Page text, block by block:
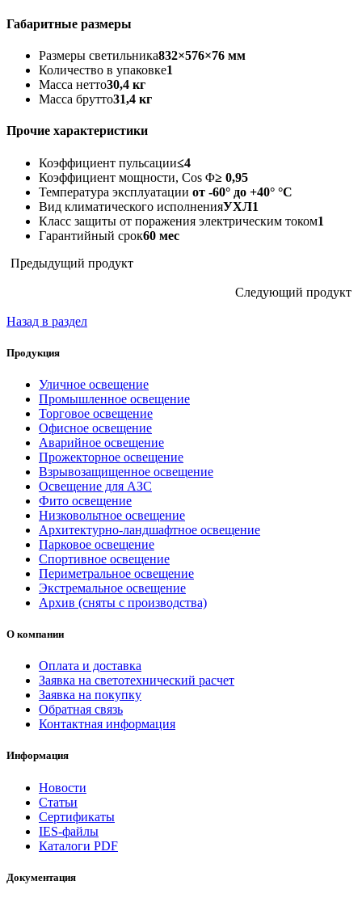
Габаритные размеры
Размеры светильника832×576×76 мм
Количество в упаковке1
Масса нетто30,4 кг
Масса брутто31,4 кг
Прочие характеристики
Коэффициент пульсации≤4
Коэффициент мощности, Cos Φ≥ 0,95
Температура эксплуатации от -60° до +40° °C
Вид климатического исполненияУХЛ1
Класс защиты от поражения электрическим током1
Гарантийный срок60 мес
Предыдущий продукт
Следующий продукт
Назад в раздел
Продукция
Уличное освещение
Промышленное освещение
Торговое освещение
Офисное освещение
Аварийное освещение
Прожекторное освещение
Взрывозащищенное освещение
Освещение для АЗС
Фито освещение
Низковольтное освещение
Архитектурно-ландшафтное освещение
Парковое освещение
Спортивное освещение
Периметральное освещение
Экстремальное освещение
Архив (сняты с производства)
О компании
Оплата и доставка
Заявка на светотехнический расчет
Заявка на покупку
Обратная связь
Контактная информация
Информация
Новости
Статьи
Сертификаты
IES-файлы
Каталоги PDF
Документация